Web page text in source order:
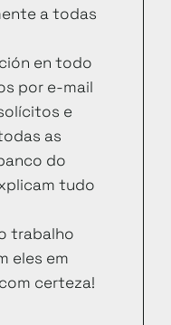
a todas
en todo
por e-mail
e
as
do
tudo
trabalho
eles em
certeza!